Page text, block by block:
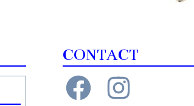
CONTACT